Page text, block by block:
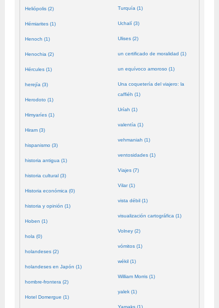
Heliópolis (2)
Hémiarites (1)
Henoch (1)
Henochia (2)
Hércules (1)
herejía (3)
Herodoto (1)
Himyaríes (1)
Hiram (3)
hispanismo (3)
historia antigua (1)
historia cultural (3)
Historia económica (0)
historia y opinión (1)
Hoben (1)
hola (0)
holandeses (2)
holandeses en Japón (1)
hombre-frontera (2)
Hotel Domergue (1)
Turquía (1)
Uchalí (3)
Ulises (2)
un certificado de moralidad (1)
un equívoco amoroso (1)
Una coquetería del viajero: la
caffiéh (1)
Uríah (1)
valentía (1)
vehmaniah (1)
ventosidades (1)
Viajes (7)
Vilar (1)
vista débil (1)
visualización cartográfica (1)
Volney (2)
vómitos (1)
wékil (1)
William Morris (1)
yalek (1)
Yamaks (1)